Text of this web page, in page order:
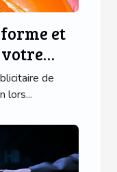
et
de
lors...